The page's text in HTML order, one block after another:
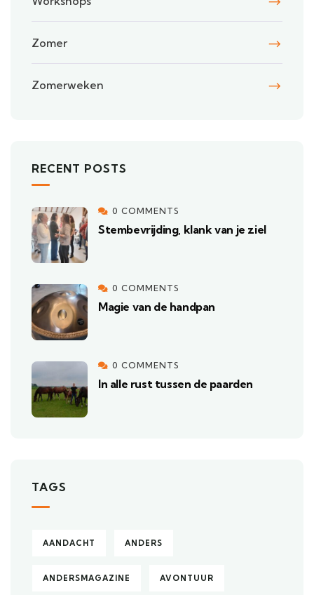
Zomer
Zomerweken
RECENT POSTS
0 COMMENTS
Stembevrijding, klank van je ziel
0 COMMENTS
Magie van de handpan
0 COMMENTS
In alle rust tussen de paarden
TAGS
AANDACHT ANDERS
ANDERSMAGAZINE AVONTUUR